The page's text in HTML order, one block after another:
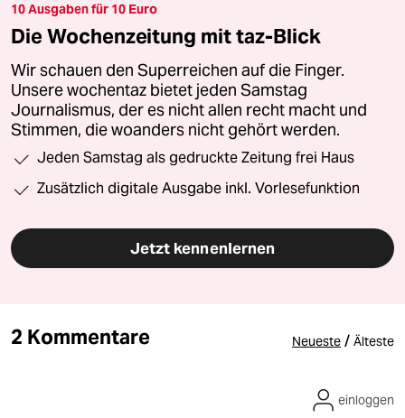
10 Ausgaben für 10 Euro
Die Wochenzeitung mit taz-Blick
Wir schauen den Superreichen auf die Finger.
Unsere wochentaz bietet jeden Samstag
Journalismus, der es nicht allen recht macht und
Stimmen, die woanders nicht gehört werden.
Jeden Samstag als gedruckte Zeitung frei Haus
Zusätzlich digitale Ausgabe inkl. Vorlesefunktion
Jetzt kennenlernen
2 Kommentare Neueste / Älteste
einloggen